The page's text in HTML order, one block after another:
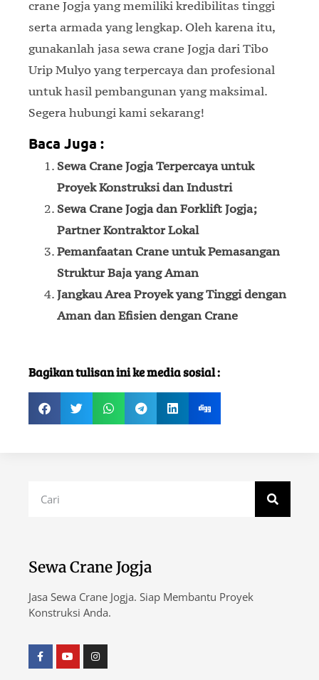
crane Jogja yang memiliki kredibilitas tinggi
serta armada yang lengkap. Oleh karena itu,
gunakanlah jasa sewa crane Jogja dari Tibo
Urip Mulyo yang terpercaya dan profesional
untuk hasil pembangunan yang maksimal.
Segera hubungi kami sekarang!
Baca Juga :
Sewa Crane Jogja Terpercaya untuk
Proyek Konstruksi dan Industri
Sewa Crane Jogja dan Forklift Jogja;
Partner Kontraktor Lokal
Pemanfaatan Crane untuk Pemasangan
Struktur Baja yang Aman
Jangkau Area Proyek yang Tinggi dengan
Aman dan Efisien dengan Crane
Bagikan tulisan ini ke media sosial :
Sewa Crane Jogja
Jasa Sewa Crane Jogja. Siap Membantu Proyek
Konstruksi Anda.